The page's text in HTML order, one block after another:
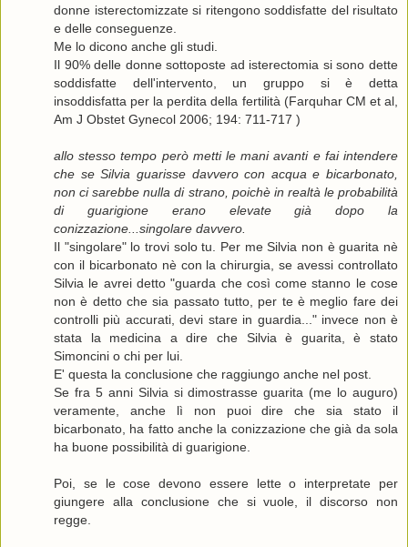
donne isterectomizzate si ritengono soddisfatte del risultato
e delle conseguenze.
Me lo dicono anche gli studi.
Il 90% delle donne sottoposte ad isterectomia si sono dette
soddisfatte dell'intervento, un gruppo si è detta
insoddisfatta per la perdita della fertilità (Farquhar CM et al,
Am J Obstet Gynecol 2006; 194: 711-717 )
allo stesso tempo però metti le mani avanti e fai intendere
che se Silvia guarisse davvero con acqua e bicarbonato,
non ci sarebbe nulla di strano, poichè in realtà le probabilità
di guarigione erano elevate già dopo la
conizzazione...singolare davvero.
Il "singolare" lo trovi solo tu. Per me Silvia non è guarita nè
con il bicarbonato nè con la chirurgia, se avessi controllato
Silvia le avrei detto "guarda che così come stanno le cose
non è detto che sia passato tutto, per te è meglio fare dei
controlli più accurati, devi stare in guardia..." invece non è
stata la medicina a dire che Silvia è guarita, è stato
Simoncini o chi per lui.
E' questa la conclusione che raggiungo anche nel post.
Se fra 5 anni Silvia si dimostrasse guarita (me lo auguro)
veramente, anche lì non puoi dire che sia stato il
bicarbonato, ha fatto anche la conizzazione che già da sola
ha buone possibilità di guarigione.
Poi, se le cose devono essere lette o interpretate per
giungere alla conclusione che si vuole, il discorso non
regge.